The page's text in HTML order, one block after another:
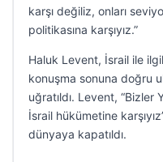
karşı değiliz, onları
politikasına karşıyız.”
Haluk Levent, İsrail ile
konuşma sonuna doğru
uğratıldı. Levent, “Bizler
İsrail hükümetine
dünyaya kapatıldı.